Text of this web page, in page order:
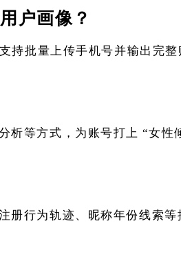
户画像？
持批量上传手机号并输出完
析等方式，为账号打上 “女性
册行为轨迹、昵称年份线索等